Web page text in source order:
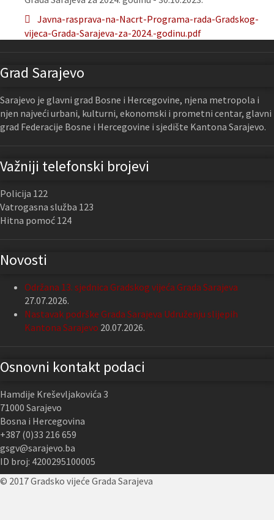
Javna-rasprava-na-Nacrt-Programa-rada-Gradskog-
vijeca-Grada-Sarajeva-za-2024.-godinu.pdf
Grad Sarajevo
Sarajevo je glavni grad Bosne i Hercegovine, njena metropola i
njen najveći urbani, kulturni, ekonomski i prometni centar, glavni
grad Federacije Bosne i Hercegovine i sjedište Kantona Sarajevo.
Važniji telefonski brojevi
Policija 122
Vatrogasna služba 123
Hitna pomoć 124
Novosti
Održana 13. sjednica Gradskog vijeća Grada Sarajeva
27.07.2026.
Nastavak podrške Grada Sarajeva Udruženju slijepih
Kantona Sarajevo 20.07.2026.
Osnovni kontakt podaci
Hamdije Kreševljakovića 3
71000 Sarajevo
Bosna i Hercegovina
+387 (0)33 216 659
gsgv@sarajevo.ba
ID broj: 4200295100005
© 2017 Gradsko vijeće Grada Sarajeva